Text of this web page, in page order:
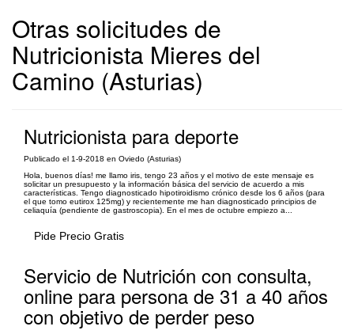
Otras solicitudes de
Nutricionista Mieres del
Camino (Asturias)
Nutricionista para deporte
Publicado el 1-9-2018 en Oviedo (Asturias)
Hola, buenos días! me llamo iris, tengo 23 años y el motivo de este mensaje es
solicitar un presupuesto y la información básica del servicio de acuerdo a mis
características. Tengo diagnosticado hipotiroidismo crónico desde los 6 años (para
el que tomo eutirox 125mg) y recientemente me han diagnosticado principios de
celiaquía (pendiente de gastroscopia). En el mes de octubre empiezo a...
Pide Precio Gratis
Servicio de Nutrición con consulta,
online para persona de 31 a 40 años
con objetivo de perder peso